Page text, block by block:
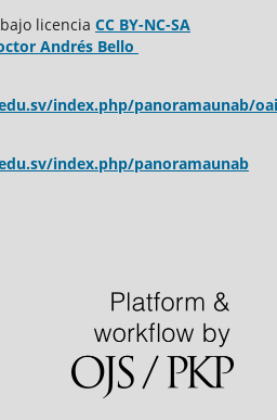
licencia CC BY-NC-SA
Andrés Bello
index.php/panoramaunab/oai
index.php/panoramaunab